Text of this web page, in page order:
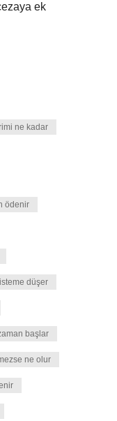
ek
ne kadar
ödenir
düşer
başlar
ne olur